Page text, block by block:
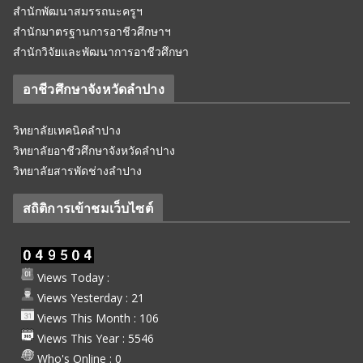
สำนักพัฒนาสมรรถนะครูฯ
สำนักมาตรฐานการอาชีวศึกษาฯ
สำนักวิจัยและพัฒนาการอาชีวศึกษา
อาชีวศึกษาจังหวัดลำปาง
วิทยาลัยเทคนิคลำปาง
วิทยาลัยอาชีวศึกษาจังหวัดลำปาง
วิทยาลัยสารพัดช่างลำปาง
สถิติการเข้าชมเว็บไซต์
Views Today :
Views Yesterday : 21
Views This Month : 106
Views This Year : 5546
Who's Online : 0